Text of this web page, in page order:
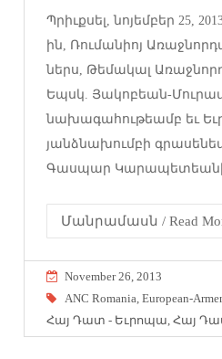
Պրիւքսել, նոյեմբեր 25,
ին, Ռումանիոյ
ներս, Թեմակալ
Եպսկ. Յակոբեան-
նախագահութեամբ եւ
յանձնախումբի
Գասպար Կարապետեանի
Մանրամասն / Read
November 26, 2013
ANC Romania,European-
Հայ Դատ - Եւրոպա,Հայ